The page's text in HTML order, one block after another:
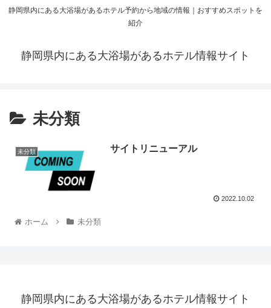
静岡県内にある大浴場があるホテル予約から地域の情報｜おすすめスポットを
紹介
静岡県内にある大浴場があるホテル情報サイト
未分類
未分類 サイトリニューアル
2022.10.02
ホーム 未分類
静岡県内にある大浴場があるホテル情報サイト